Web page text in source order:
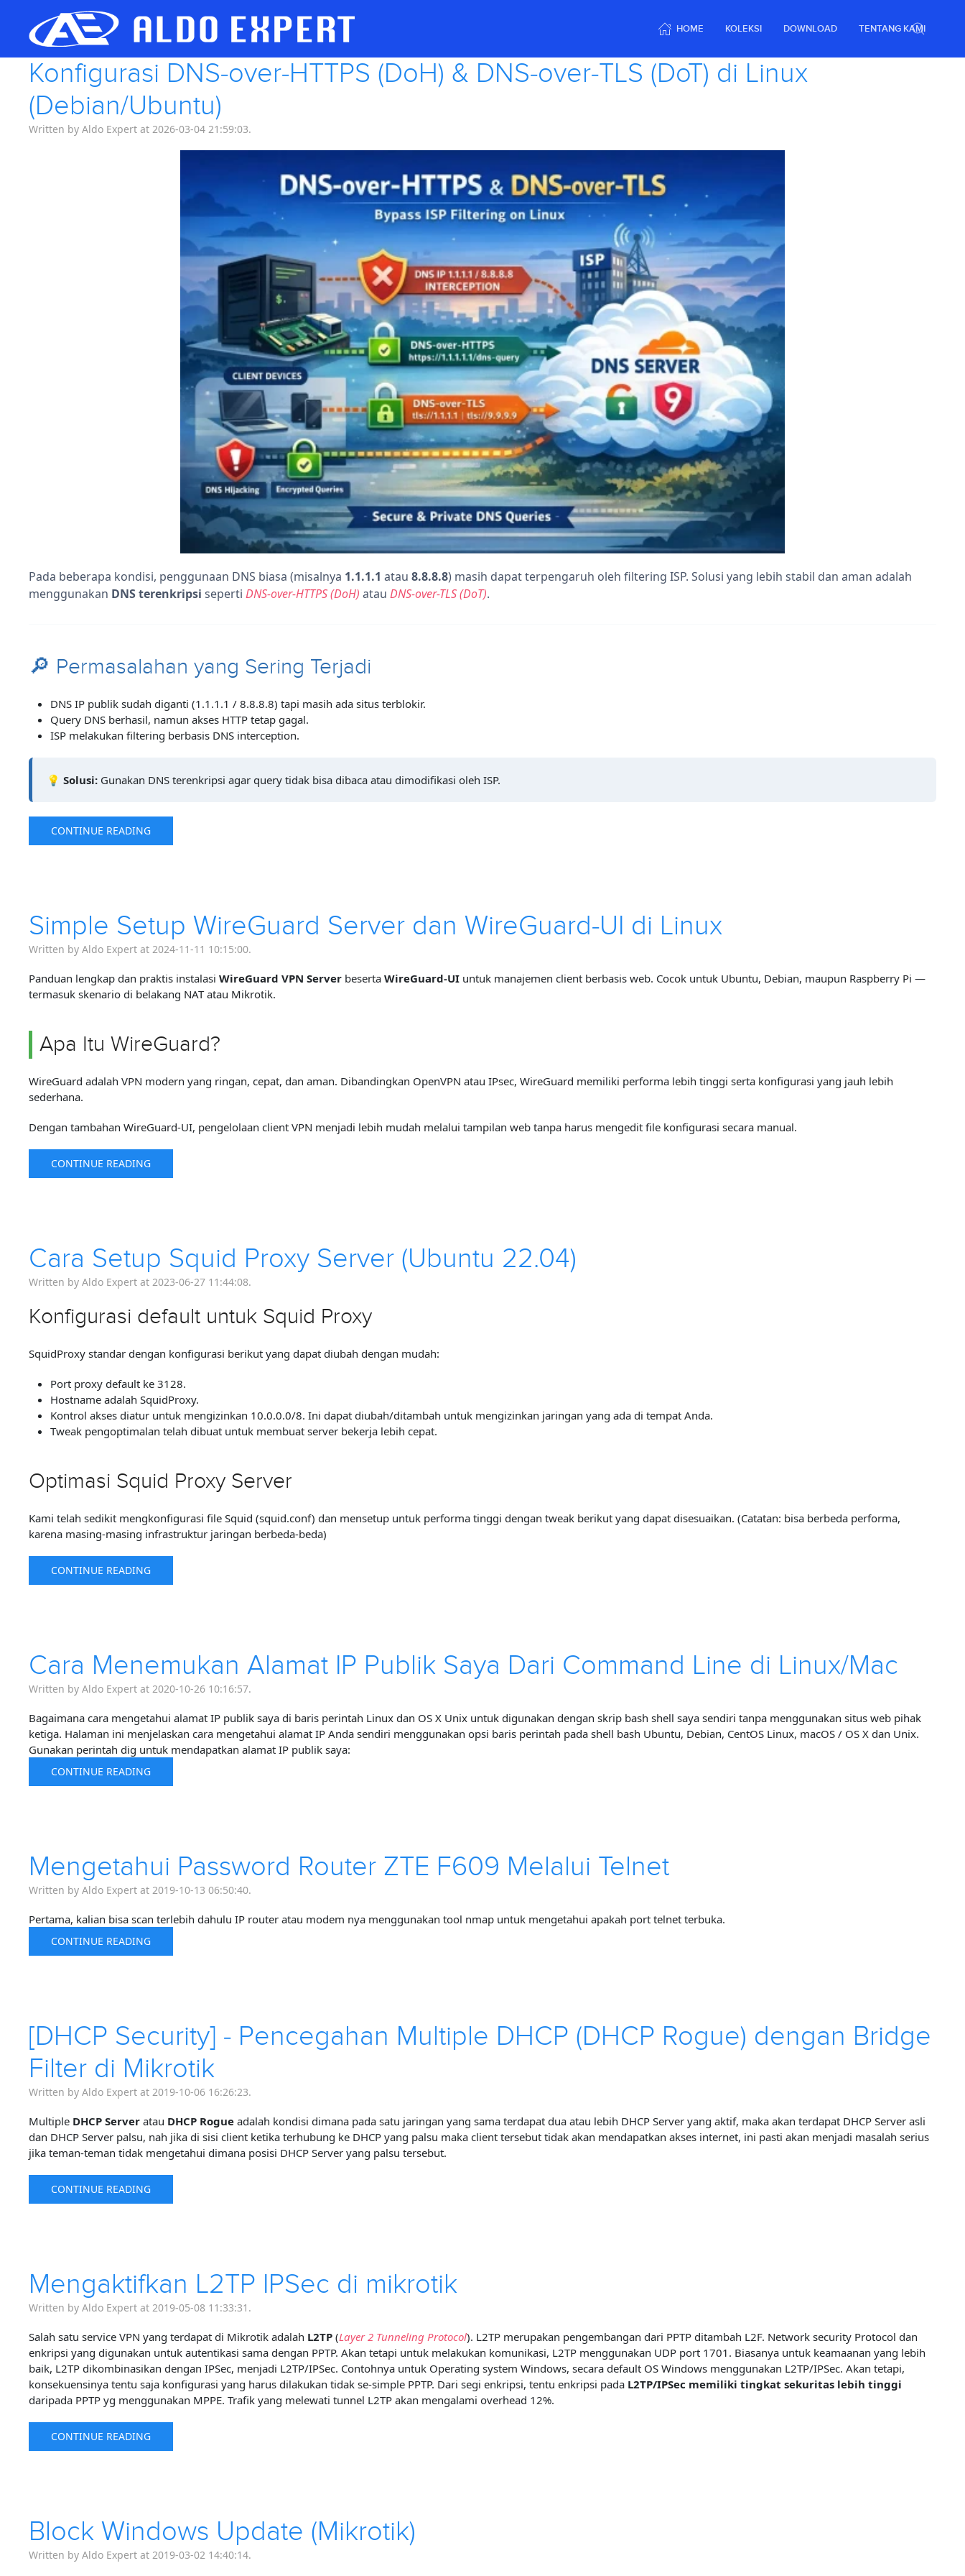
HOME KOLEKSI DOWNLOAD TENTANG KAMI
Konfigurasi DNS-over-HTTPS (DoH) & DNS-over-TLS (DoT) di Linux
(Debian/Ubuntu)
Written by Aldo Expert at 2026-03-04 21:59:03.
Pada beberapa kondisi, penggunaan DNS biasa (misalnya 1.1.1.1 atau 8.8.8.8) masih dapat terpengaruh oleh filtering ISP. Solusi yang lebih stabil dan aman adalah
menggunakan DNS terenkripsi seperti DNS-over-HTTPS (DoH) atau DNS-over-TLS (DoT).
🔎 Permasalahan yang Sering Terjadi
DNS IP publik sudah diganti (1.1.1.1 / 8.8.8.8) tapi masih ada situs terblokir.
Query DNS berhasil, namun akses HTTP tetap gagal.
ISP melakukan filtering berbasis DNS interception.
💡 Solusi: Gunakan DNS terenkripsi agar query tidak bisa dibaca atau dimodifikasi oleh ISP.
CONTINUE READING
Simple Setup WireGuard Server dan WireGuard-UI di Linux
Written by Aldo Expert at 2024-11-11 10:15:00.
Panduan lengkap dan praktis instalasi WireGuard VPN Server beserta WireGuard-UI untuk manajemen client berbasis web. Cocok untuk Ubuntu, Debian, maupun Raspberry Pi —
termasuk skenario di belakang NAT atau Mikrotik.
Apa Itu WireGuard?
WireGuard adalah VPN modern yang ringan, cepat, dan aman. Dibandingkan OpenVPN atau IPsec, WireGuard memiliki performa lebih tinggi serta konfigurasi yang jauh lebih
sederhana.
Dengan tambahan WireGuard-UI, pengelolaan client VPN menjadi lebih mudah melalui tampilan web tanpa harus mengedit file konfigurasi secara manual.
CONTINUE READING
Cara Setup Squid Proxy Server (Ubuntu 22.04)
Written by Aldo Expert at 2023-06-27 11:44:08.
Konfigurasi default untuk Squid Proxy
SquidProxy standar dengan konfigurasi berikut yang dapat diubah dengan mudah:
Port proxy default ke 3128.
Hostname adalah SquidProxy.
Kontrol akses diatur untuk mengizinkan 10.0.0.0/8. Ini dapat diubah/ditambah untuk mengizinkan jaringan yang ada di tempat Anda.
Tweak pengoptimalan telah dibuat untuk membuat server bekerja lebih cepat.
Optimasi Squid Proxy Server
Kami telah sedikit mengkonfigurasi file Squid (squid.conf) dan mensetup untuk performa tinggi dengan tweak berikut yang dapat disesuaikan. (Catatan: bisa berbeda performa,
karena masing-masing infrastruktur jaringan berbeda-beda)
CONTINUE READING
Cara Menemukan Alamat IP Publik Saya Dari Command Line di Linux/Mac
Written by Aldo Expert at 2020-10-26 10:16:57.
Bagaimana cara mengetahui alamat IP publik saya di baris perintah Linux dan OS X Unix untuk digunakan dengan skrip bash shell saya sendiri tanpa menggunakan situs web pihak
ketiga. Halaman ini menjelaskan cara mengetahui alamat IP Anda sendiri menggunakan opsi baris perintah pada shell bash Ubuntu, Debian, CentOS Linux, macOS / OS X dan Unix.
Gunakan perintah dig untuk mendapatkan alamat IP publik saya:
CONTINUE READING
Mengetahui Password Router ZTE F609 Melalui Telnet
Written by Aldo Expert at 2019-10-13 06:50:40.
Pertama, kalian bisa scan terlebih dahulu IP router atau modem nya menggunakan tool nmap untuk mengetahui apakah port telnet terbuka.
CONTINUE READING
[DHCP Security] - Pencegahan Multiple DHCP (DHCP Rogue) dengan Bridge
Filter di Mikrotik
Written by Aldo Expert at 2019-10-06 16:26:23.
Multiple DHCP Server atau DHCP Rogue adalah kondisi dimana pada satu jaringan yang sama terdapat dua atau lebih DHCP Server yang aktif, maka akan terdapat DHCP Server asli
dan DHCP Server palsu, nah jika di sisi client ketika terhubung ke DHCP yang palsu maka client tersebut tidak akan mendapatkan akses internet, ini pasti akan menjadi masalah serius
jika teman-teman tidak mengetahui dimana posisi DHCP Server yang palsu tersebut.
CONTINUE READING
Mengaktifkan L2TP IPSec di mikrotik
Written by Aldo Expert at 2019-05-08 11:33:31.
Salah satu service VPN yang terdapat di Mikrotik adalah L2TP (Layer 2 Tunneling Protocol). L2TP merupakan pengembangan dari PPTP ditambah L2F. Network security Protocol dan
enkripsi yang digunakan untuk autentikasi sama dengan PPTP. Akan tetapi untuk melakukan komunikasi, L2TP menggunakan UDP port 1701. Biasanya untuk keamaanan yang lebih
baik, L2TP dikombinasikan dengan IPSec, menjadi L2TP/IPSec. Contohnya untuk Operating system Windows, secara default OS Windows menggunakan L2TP/IPSec. Akan tetapi,
konsekuensinya tentu saja konfigurasi yang harus dilakukan tidak se-simple PPTP. Dari segi enkripsi, tentu enkripsi pada L2TP/IPSec memiliki tingkat sekuritas lebih tinggi
daripada PPTP yg menggunakan MPPE. Trafik yang melewati tunnel L2TP akan mengalami overhead 12%.
CONTINUE READING
Block Windows Update (Mikrotik)
Written by Aldo Expert at 2019-03-02 14:40:14.